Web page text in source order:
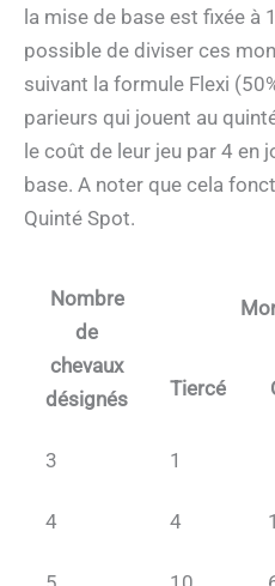
la mise de base est fixée à
possible de diviser ces
suivant la formule Flexi
parieurs qui jouent au
le coût de leur jeu par 4 en
base. A noter que cela
Quinté Spot.
Nombre
de
chevaux
désignés
Tiercé
3 1
4 4